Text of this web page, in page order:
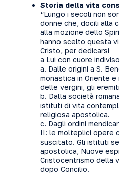
Storia della vita
“Lungo i secoli non
donne che, docili alla
alla mozione dello
hanno scelto questa
Cristo, per dedicarsi
a Lui con cuore
a. Dalle origini a S.
monastica in Oriente e
delle vergini, gli
b. Dalla società
istituti di vita
religiosa apostolica.
c. Dagli ordini
II: le molteplici opere
suscitato. Gli istituti
apostolica, Nuove
Cristocentrismo della
dopo Concilio.